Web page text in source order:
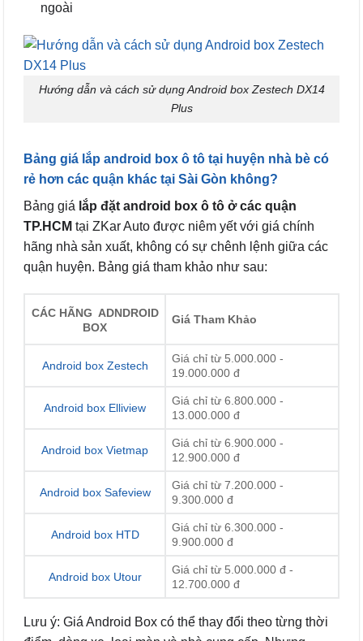
ngoài
Hướng dẫn và cách sử dụng Android box Zestech DX14
Plus
Bảng giá lắp android box ô tô tại huyện nhà bè có
rẻ hơn các quận khác tại Sài Gòn không?
Bảng giá lắp đặt android box ô tô ở các quận
TP.HCM tại ZKar Auto được niêm yết với giá chính
hãng nhà sản xuất, không có sự chênh lệnh giữa các
quận huyện. Bảng giá tham khảo như sau:
CÁC HÃNG ADNDROID
BOX
Giá Tham Khảo
Android box Zestech
Giá chỉ từ 5.000.000 -
19.000.000 đ
Android box Elliview
Giá chỉ từ 6.800.000 -
13.000.000 đ
Android box Vietmap
Giá chỉ từ 6.900.000 -
12.900.000 đ
Android box Safeview
Giá chỉ từ 7.200.000 -
9.300.000 đ
Android box HTD
Giá chỉ từ 6.300.000 -
9.900.000 đ
Android box Utour
Giá chỉ từ 5.000.000 đ -
12.700.000 đ
Lưu ý: Giá Android Box có thể thay đổi theo từng thời